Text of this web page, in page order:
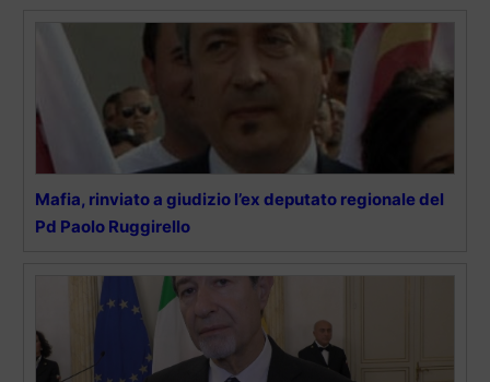
Mafia, rinviato a giudizio l’ex deputato regionale del
Pd Paolo Ruggirello